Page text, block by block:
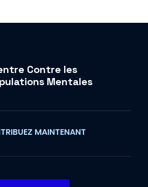
Contre les
Mentales
MAINTENANT